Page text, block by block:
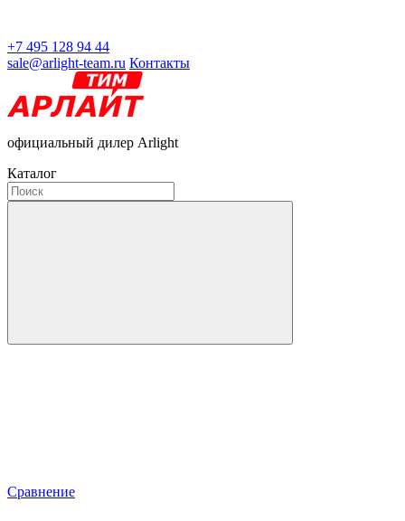
+7 495 128 94 44
sale@arlight-team.ru Контакты
официальный дилер Arlight
Каталог
Сравнение